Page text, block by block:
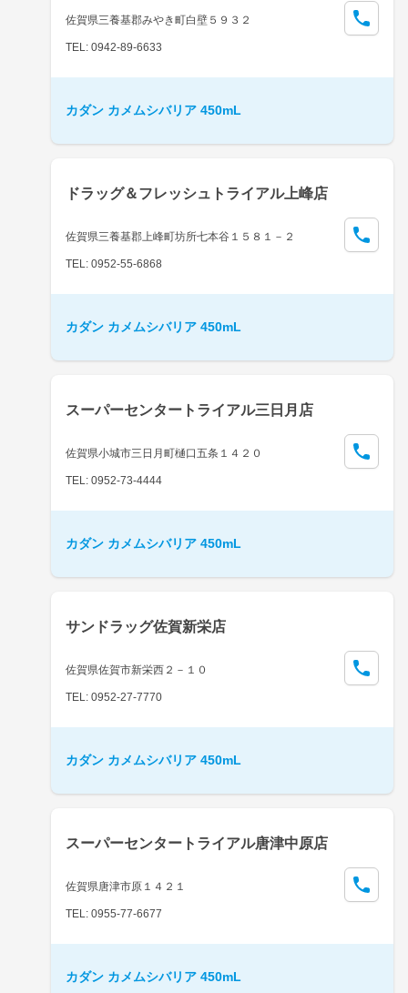
佐賀県三養基郡みやき町白壁５９３２
TEL: 0942-89-6633
カダン カメムシバリア 450mL
ドラッグ＆フレッシュトライアル上峰店
佐賀県三養基郡上峰町坊所七本谷１５８１－２
TEL: 0952-55-6868
カダン カメムシバリア 450mL
スーパーセンタートライアル三日月店
佐賀県小城市三日月町樋口五条１４２０
TEL: 0952-73-4444
カダン カメムシバリア 450mL
サンドラッグ佐賀新栄店
佐賀県佐賀市新栄西２－１０
TEL: 0952-27-7770
カダン カメムシバリア 450mL
スーパーセンタートライアル唐津中原店
佐賀県唐津市原１４２１
TEL: 0955-77-6677
カダン カメムシバリア 450mL